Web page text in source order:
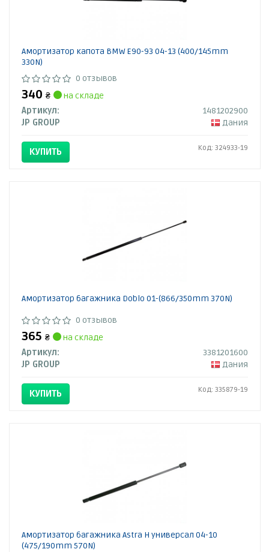
Амортизатор капота BMW E90-93 04-13 (400/145mm
330N)
0 отзывов
340 ₴
на складе
Артикул:
1481202900
JP GROUP
Дания
КУПИТЬ Код: 324933-19
Амортизатор багажника Doblo 01-(866/350mm 370N)
0 отзывов
365 ₴
на складе
Артикул:
3381201600
JP GROUP
Дания
КУПИТЬ Код: 335879-19
Амортизатор багажника Astra H универсал 04-10
(475/190mm 570N)